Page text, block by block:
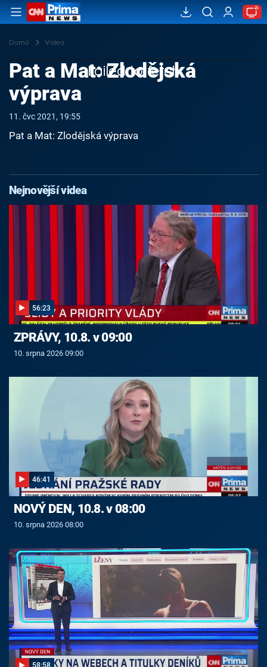
Domů Videa
Failed to fetch
Pat a Mat: Zlodějská
výprava
11. čvc 2021, 19:55
Pat a Mat: Zlodějská výprava
Nejnovější videa
56:23
ZPRÁVY, 10.8. v 09:00
10. srpna 2026 09:00
46:41
NOVÝ DEN, 10.8. v 08:00
10. srpna 2026 08:00
58:58